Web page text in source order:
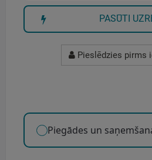
PASŪTI
Pieslēdzies pirms
Piegādes un